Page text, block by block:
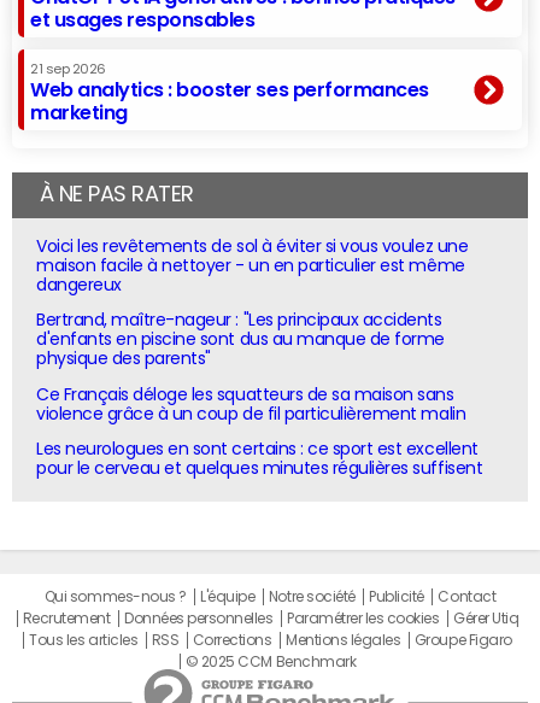
et usages responsables
21 sep 2026
Web analytics : booster ses performances
marketing
À NE PAS RATER
Voici les revêtements de sol à éviter si vous voulez une
maison facile à nettoyer - un en particulier est même
dangereux
Bertrand, maître-nageur : "Les principaux accidents
d'enfants en piscine sont dus au manque de forme
physique des parents"
Ce Français déloge les squatteurs de sa maison sans
violence grâce à un coup de fil particulièrement malin
Les neurologues en sont certains : ce sport est excellent
pour le cerveau et quelques minutes régulières suffisent
Qui sommes-nous ? L'équipe Notre société Publicité
Contact
Recrutement
Données personnelles Paramétrer les cookies
Gérer Utiq
Tous les articles
RSS Corrections Mentions légales
Groupe Figaro
© 2025 CCM Benchmark